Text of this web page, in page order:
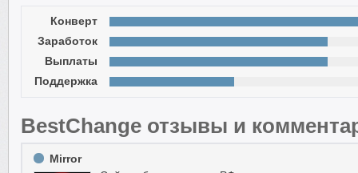
Конверт
Заработок
Выплаты
Поддержка
BestChange отзывы и
Mirror